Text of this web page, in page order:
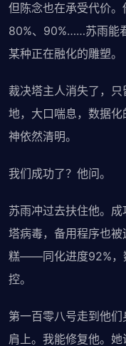
但陈念也在承受代价。
80%、90%……苏雨能
某种正在融化的雕塑。
裁决塔主人消失了，
地，大口喘息，数据
神依然清明。
我们成功了？他问。
苏雨冲过去扶住他。
塔病毒，备用程序也
糕——同化进度92%，
控。
第一百零八号走到他
肩上。我能修复他。